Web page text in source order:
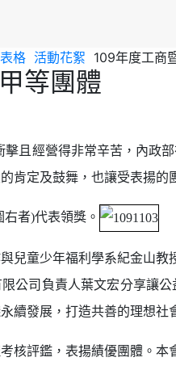
格 活動花絮 109年度工商
等團體
且經營得非常辛苦，內政
定及鼓舞，也讓受表揚的
者)代表領獎。
童少年福利學系紀金山
司負責人葉文宏分享讓
續發展，打造共善的理想社
評鑑，表揚績優團體。